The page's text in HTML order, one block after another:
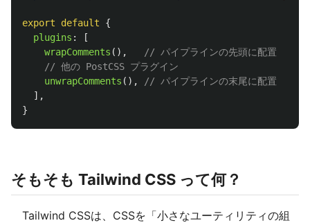
export default
{
plugins :
[
wrapComments (),
// パイプラインの先頭に配置
// 他の PostCSS プラグイン
unwrapComments (),
// パイプラインの末尾に配置
],
}
そもそも Tailwind CSS って何？
Tailwind CSSは、CSSを「小さなユーティリティの組